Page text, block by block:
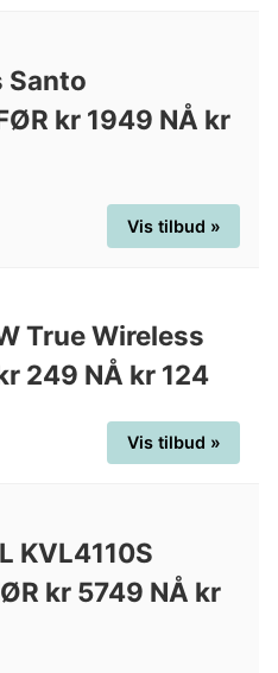
Santo
kr 1949 NÅ kr
Vis tilbud »
True Wireless
249 NÅ kr 124
Vis tilbud »
KVL4110S
kr 5749 NÅ kr